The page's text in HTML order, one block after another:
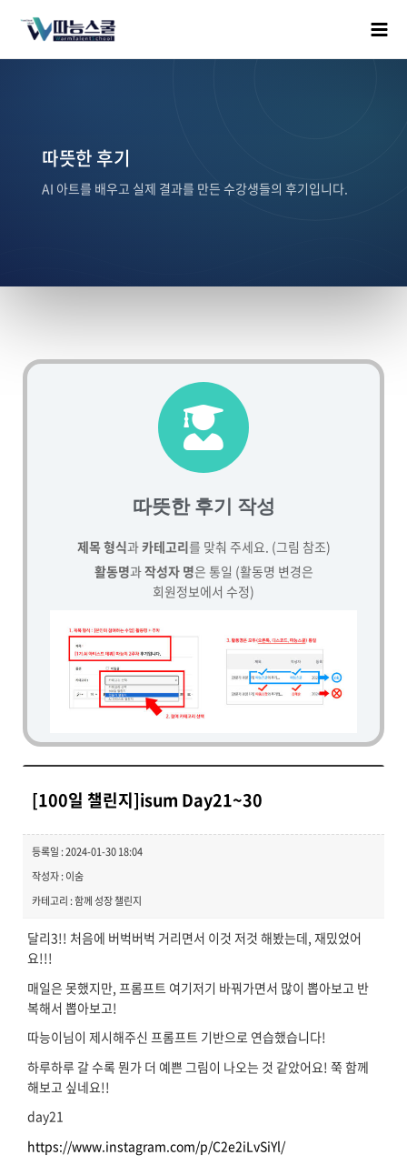
따뜻한 후기
AI 아트를 배우고 실제 결과를 만든 수강생들의 후기입니다.
따뜻한 후기 작성
제목 형식과카테고리를 맞춰 주세요. (그림 참조)
활동명과작성자 명은 통일 (활동명 변경은
회원정보에서 수정)
[100일 챌린지]isum Day21~30
등록일 : 2024-01-30 18:04
작성자 : 이숨
카테고리 : 함께 성장 챌린지
달리3!! 처음에 버벅버벅 거리면서 이것 저것 해봤는데, 재밌었어
요!!!
매일은 못했지만, 프롬프트 여기저기 바꿔가면서 많이 뽑아보고 반
복해서 뽑아보고!
따능이님이 제시해주신 프롬프트 기반으로 연습했습니다!
하루하루 갈 수록 뭔가 더 예쁜 그림이 나오는 것 같았어요! 쭉 함께
해보고 싶네요!!
day21
https://www.instagram.com/p/C2e2iLvSiYl/